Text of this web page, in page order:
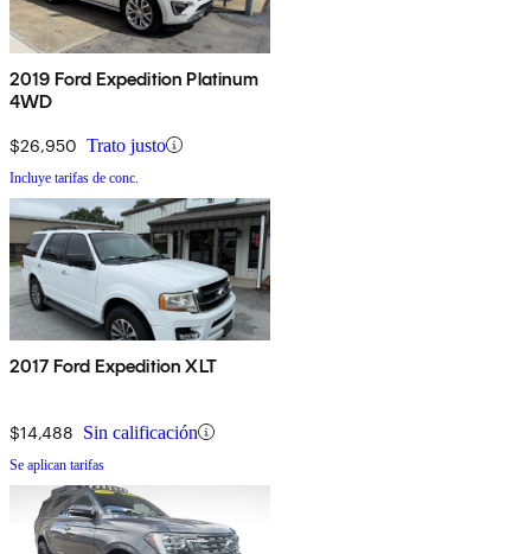
2019 Ford Expedition Platinum
4WD
$26,950 Trato justo
Incluye tarifas de conc.
2017 Ford Expedition XLT
$14,488 Sin calificación
Se aplican tarifas